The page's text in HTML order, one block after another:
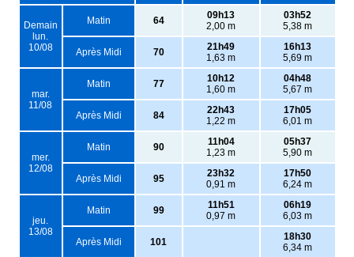
Demain
lun.
10/08
Matin 64
09h13
2,00 m
03h52
5,38 m
Après Midi 70
21h49
1,63 m
16h13
5,69 m
mar.
11/08
Matin 77
10h12
1,60 m
04h48
5,67 m
Après Midi 84
22h43
1,22 m
17h05
6,01 m
mer.
12/08
Matin 90
11h04
1,23 m
05h37
5,90 m
Après Midi 95
23h32
0,91 m
17h50
6,24 m
jeu.
13/08
Matin 99
11h51
0,97 m
06h19
6,03 m
Après Midi 101
18h30
6,34 m